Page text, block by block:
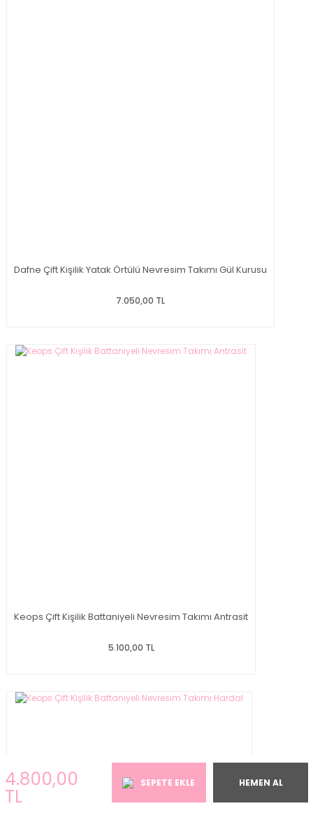
Dafne Çift Kişilik Yatak Örtülü Nevresim Takımı Gül Kurusu
7.050,00 TL
Keops Çift Kişilik Battaniyeli Nevresim Takımı Antrasit
5.100,00 TL
4.800,00
TL
SEPETE EKLE HEMEN AL